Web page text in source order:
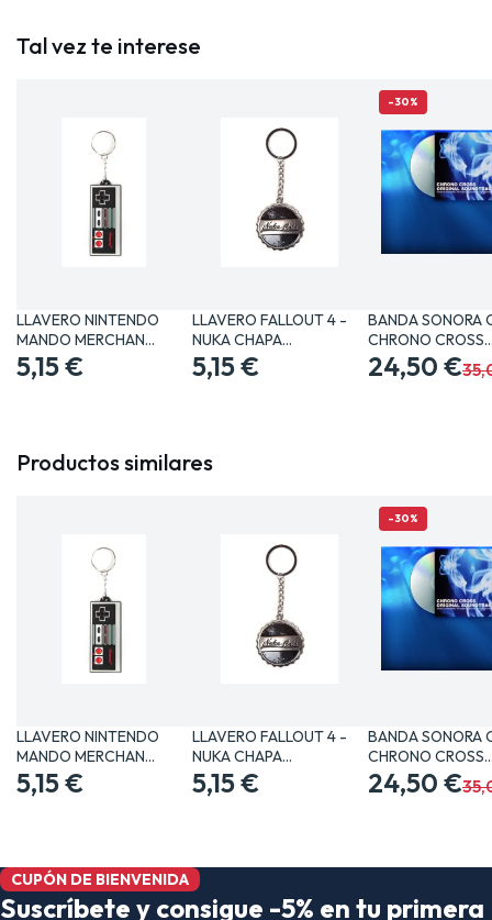
Tal vez te interese
LLAVERO NINTENDO
MANDO MERCHAN
VIDEOJUEGOS…
5,15 €
LLAVERO FALLOUT 4 -
NUKA CHAPA
MERCHANDISING…
5,15 €
-30%
BANDA SONORA
CHRONO CROSS
24,50 €
Productos similares
LLAVERO NINTENDO
MANDO MERCHAN
VIDEOJUEGOS…
5,15 €
LLAVERO FALLOUT 4 -
NUKA CHAPA
MERCHANDISING…
5,15 €
-30%
BANDA SONORA
CHRONO CROSS
24,50 €
CUPÓN DE BIENVENIDA
Suscríbete y consigue -5% en tu primera